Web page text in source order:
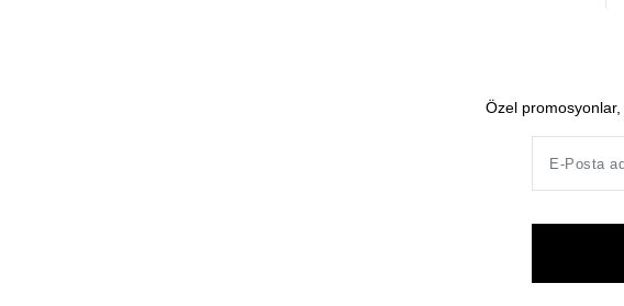
Özel